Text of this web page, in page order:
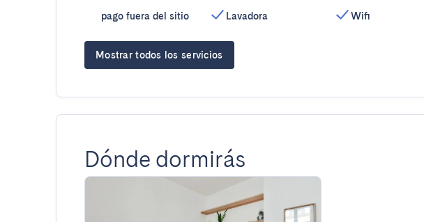
pago fuera del sitio
Lavadora
Wifi
Mostrar todos los servicios
Dónde dormirás